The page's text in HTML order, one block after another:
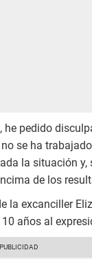
pedido
se ha
la situación
de los
la excanciller
años al